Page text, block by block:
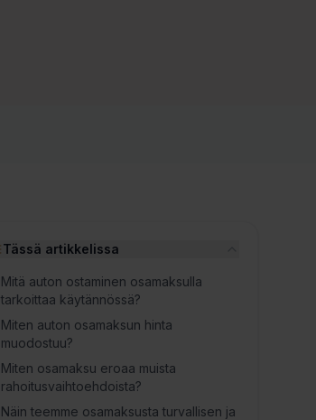
Tässä artikkelissa
Mitä auton ostaminen osamaksulla
tarkoittaa käytännössä?
Miten auton osamaksun hinta
muodostuu?
Miten osamaksu eroaa muista
rahoitusvaihtoehdoista?
Näin teemme osamaksusta turvallisen ja